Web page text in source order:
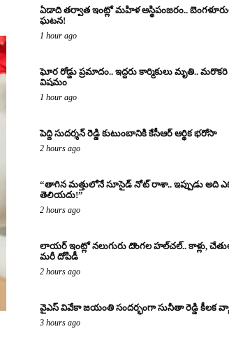
ఏడాది తర్వాత ఇంట్లో మహిళ అస్థిపంజరం..
ఘటన!
1 hour ago
ఘోర రోడ్డు ప్రమాదం.. ఇద్దరు కార్మికులు మృతి.. మరొకరి
విషమం
1 hour ago
పెద్ది సుదర్శన్ రెడ్డి కుటుంబానికి కేసీఆర్ ఆర్థిక భరోసా
2 hours ago
“తాగిన మత్తులోనే సూసైడ్ నోట్ రాశా.. ఇప్పుడు అది
తెలియదు!”
2 hours ago
లాయర్ ఇంట్లో నలుగురు దొంగల హల్‌చల్.. కాళ్లు,
మరీ దోపిడీ
2 hours ago
వైఎస్ వివేకా జయంతి సందర్భంగా సునీతా రెడ్డి కీలక
3 hours ago